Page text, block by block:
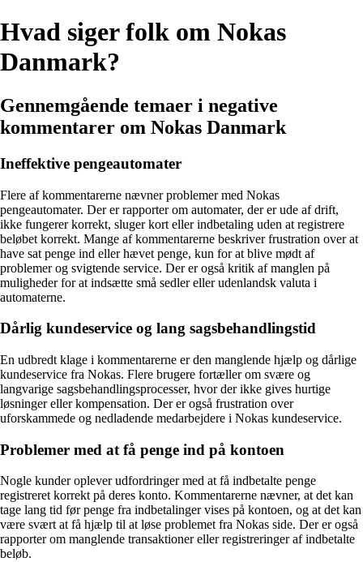
Hvad siger folk om Nokas
Danmark?
Gennemgående temaer i negative
kommentarer om Nokas Danmark
Ineffektive pengeautomater
Flere af kommentarerne nævner problemer med Nokas
pengeautomater. Der er rapporter om automater, der er ude af drift,
ikke fungerer korrekt, sluger kort eller indbetaling uden at registrere
beløbet korrekt. Mange af kommentarerne beskriver frustration over at
have sat penge ind eller hævet penge, kun for at blive mødt af
problemer og svigtende service. Der er også kritik af manglen på
muligheder for at indsætte små sedler eller udenlandsk valuta i
automaterne.
Dårlig kundeservice og lang sagsbehandlingstid
En udbredt klage i kommentarerne er den manglende hjælp og dårlige
kundeservice fra Nokas. Flere brugere fortæller om svære og
langvarige sagsbehandlingsprocesser, hvor der ikke gives hurtige
løsninger eller kompensation. Der er også frustration over
uforskammede og nedladende medarbejdere i Nokas kundeservice.
Problemer med at få penge ind på kontoen
Nogle kunder oplever udfordringer med at få indbetalte penge
registreret korrekt på deres konto. Kommentarerne nævner, at det kan
tage lang tid før penge fra indbetalinger vises på kontoen, og at det kan
være svært at få hjælp til at løse problemet fra Nokas side. Der er også
rapporter om manglende transaktioner eller registreringer af indbetalte
beløb.